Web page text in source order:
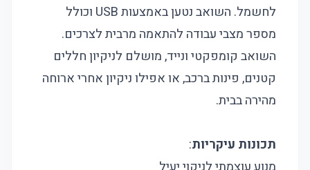
לחשמל. השואב נטען באמצעות USB וכולל
מספר מצבי עבודה להתאמה מרבית לצרכים.
השואב קומפקטי ונייד, מושלם לניקיון חללים
קטנים, פינות ברכב, או אפילו ניקיון אחרי ארוחה
מהירה בבית.
תכונות עיקריות: